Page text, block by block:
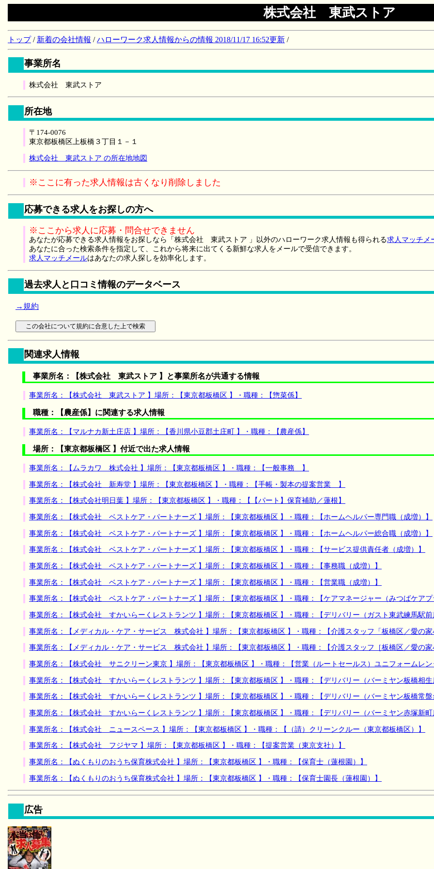
株式会社 東武ストア
トップ/ 新着の会社情報 /ハローワーク求人情報からの情報 2018/11/17 16:52更新 /
事業所名
株式会社 東武ストア
所在地
〒174-0076
東京都板橋区上板橋３丁目１－１
株式会社 東武ストア の所在地地図
※ここに有った求人情報は古くなり削除しました
応募できる求人をお探しの方へ
※ここから求人に応募・問合せできません
あなたが応募できる求人情報をお探しなら「株式会社 東武ストア 」以外のハローワーク求人情報も得られる求人マッチメ
あなたに合った検索条件を指定して、これから将来に出てくる新鮮な求人をメールで受信できます。
求人マッチメールはあなたの求人探しを効率化します。
過去求人と口コミ情報のデータベース
→規約
関連求人情報
事業所名：【株式会社 東武ストア 】と事業所名が共通する情報
事業所名：【株式会社 東武ストア 】場所：【東京都板橋区 】・職種：【惣菜係】
職種：【農産係】に関連する求人情報
事業所名：【マルナカ新土庄店 】場所：【香川県小豆郡土庄町 】・職種：【農産係】
場所：【東京都板橋区 】付近で出た求人情報
事業所名：【ムラカワ 株式会社 】場所：【東京都板橋区 】・職種：【一般事務 】
事業所名：【株式会社 新寿堂 】場所：【東京都板橋区 】・職種：【手帳・製本の提案営業 】
事業所名：【株式会社明日葉 】場所：【東京都板橋区 】・職種：【【パート】保育補助／蓮根】
事業所名：【株式会社 ベストケア・パートナーズ 】場所：【東京都板橋区 】・職種：【ホームヘルパー専門職（成増）】
事業所名：【株式会社 ベストケア・パートナーズ 】場所：【東京都板橋区 】・職種：【ホームヘルパー総合職（成増）】
事業所名：【株式会社 ベストケア・パートナーズ 】場所：【東京都板橋区 】・職種：【サービス提供責任者（成増）】
事業所名：【株式会社 ベストケア・パートナーズ 】場所：【東京都板橋区 】・職種：【事務職（成増）】
事業所名：【株式会社 ベストケア・パートナーズ 】場所：【東京都板橋区 】・職種：【営業職（成増）】
事業所名：【株式会社 ベストケア・パートナーズ 】場所：【東京都板橋区 】・職種：【ケアマネージャー（みつばケア
事業所名：【株式会社 すかいらーくレストランツ 】場所：【東京都板橋区 】・職種：【デリバリー（ガスト東武練馬駅前
事業所名：【メディカル・ケア・サービス 株式会社 】場所：【東京都板橋区 】・職種：【介護スタッフ「板橋区／愛の家
事業所名：【メディカル・ケア・サービス 株式会社 】場所：【東京都板橋区 】・職種：【介護スタッフ［板橋区／愛の家
事業所名：【株式会社 サニクリーン東京 】場所：【東京都板橋区 】・職種：【営業（ルートセールス）ユニフォームレン
事業所名：【株式会社 すかいらーくレストランツ 】場所：【東京都板橋区 】・職種：【デリバリー（バーミヤン板橋相生
事業所名：【株式会社 すかいらーくレストランツ 】場所：【東京都板橋区 】・職種：【デリバリー（バーミヤン板橋常盤
事業所名：【株式会社 すかいらーくレストランツ 】場所：【東京都板橋区 】・職種：【デリバリー（バーミヤン赤塚新町
事業所名：【株式会社 ニュースペース 】場所：【東京都板橋区 】・職種：【（請）クリーンクルー（東京都板橋区）】
事業所名：【株式会社 フジヤマ 】場所：【東京都板橋区 】・職種：【提案営業（東京支社）】
事業所名：【ぬくもりのおうち保育株式会社 】場所：【東京都板橋区 】・職種：【保育士（蓮根園）】
事業所名：【ぬくもりのおうち保育株式会社 】場所：【東京都板橋区 】・職種：【保育士園長（蓮根園）】
広告